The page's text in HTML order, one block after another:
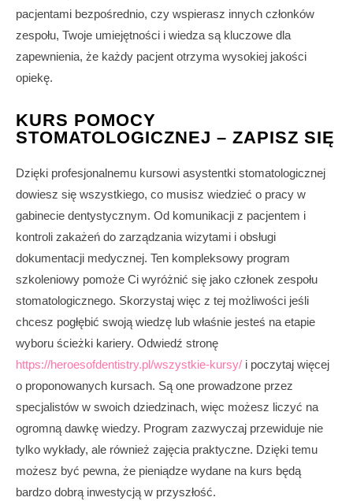
pacjentami bezpośrednio, czy wspierasz innych członków
zespołu, Twoje umiejętności i wiedza są kluczowe dla
zapewnienia, że każdy pacjent otrzyma wysokiej jakości
opiekę.
KURS POMOCY
STOMATOLOGICZNEJ – ZAPISZ SIĘ
Dzięki profesjonalnemu kursowi asystentki stomatologicznej
dowiesz się wszystkiego, co musisz wiedzieć o pracy w
gabinecie dentystycznym. Od komunikacji z pacjentem i
kontroli zakażeń do zarządzania wizytami i obsługi
dokumentacji medycznej. Ten kompleksowy program
szkoleniowy pomoże Ci wyróżnić się jako członek zespołu
stomatologicznego. Skorzystaj więc z tej możliwości jeśli
chcesz pogłębić swoją wiedzę lub właśnie jesteś na etapie
wyboru ścieżki kariery. Odwiedź stronę
https://heroesofdentistry.pl/wszystkie-kursy/ i poczytaj więcej
o proponowanych kursach. Są one prowadzone przez
specjalistów w swoich dziedzinach, więc możesz liczyć na
ogromną dawkę wiedzy. Program zazwyczaj przewiduje nie
tylko wykłady, ale również zajęcia praktyczne. Dzięki temu
możesz być pewna, że pieniądze wydane na kurs będą
bardzo dobrą inwestycją w przyszłość.